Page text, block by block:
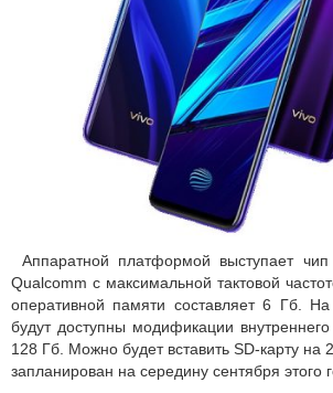
Аппаратной платформой выступает
Qualcomm с максимальной тактовой
оперативной памяти составляет 6 Гб.
будут доступны модификации
128 Гб. Можно будет вставить SD-карту на
запланирован на середину сентября этого